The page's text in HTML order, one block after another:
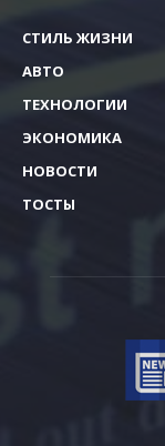
СТИЛЬ ЖИЗНИ
АВТО
ТЕХНОЛОГИИ
ЭКОНОМИКА
НОВОСТИ
ТОСТЫ